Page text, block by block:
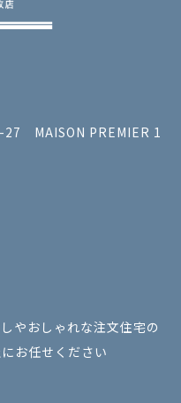
27 MAISON PREMIER 1
やおしゃれな注文住宅の
お任せください